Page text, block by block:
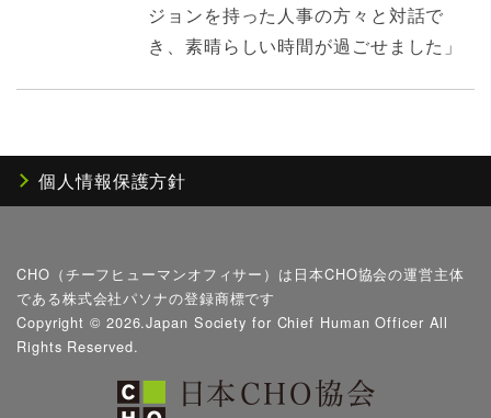
ジョンを持った人事の方々と対話で
き、素晴らしい時間が過ごせました」
個人情報保護方針
CHO（チーフヒューマンオフィサー）は日本CHO協会の運営主体
である株式会社パソナの登録商標です
Copyright © 2026.Japan Society for Chief Human Officer All
Rights Reserved.